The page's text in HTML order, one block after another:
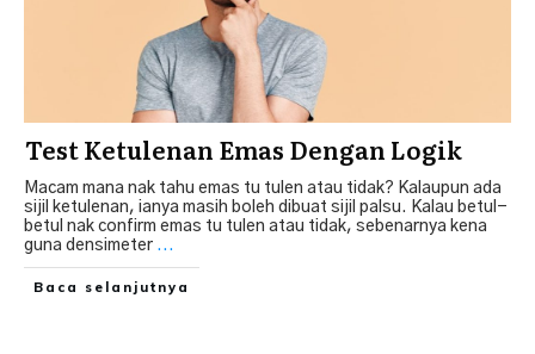
Test Ketulenan Emas Dengan Logik
Macam mana nak tahu emas tu tulen atau tidak? Kalaupun ada
sijil ketulenan, ianya masih boleh dibuat sijil palsu. Kalau betul-
betul nak confirm emas tu tulen atau tidak, sebenarnya kena
guna densimeter ...
Baca selanjutnya